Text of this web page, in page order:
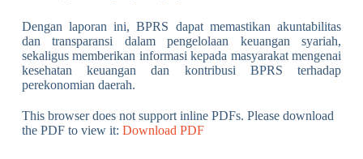
Dengan laporan ini, BPRS dapat memastikan akuntabilitas
dan transparansi dalam pengelolaan keuangan syariah,
sekaligus memberikan informasi kepada masyarakat mengenai
kesehatan keuangan dan kontribusi BPRS terhadap
perekonomian daerah.
This browser does not support inline PDFs. Please download
the PDF to view it: Download PDF